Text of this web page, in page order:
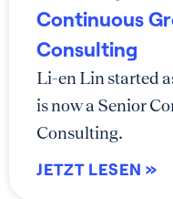
Continuous
Consulting
Li-en Lin started
is now a Senior
Consulting.
JETZT LESEN »